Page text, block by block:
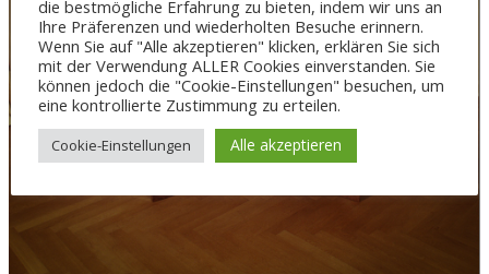
die bestmögliche Erfahrung zu bieten, indem wir uns an
Ihre Präferenzen und wiederholten Besuche erinnern.
Wenn Sie auf "Alle akzeptieren" klicken, erklären Sie sich
mit der Verwendung ALLER Cookies einverstanden. Sie
können jedoch die "Cookie-Einstellungen" besuchen, um
eine kontrollierte Zustimmung zu erteilen.
Cookie-Einstellungen Alle akzeptieren